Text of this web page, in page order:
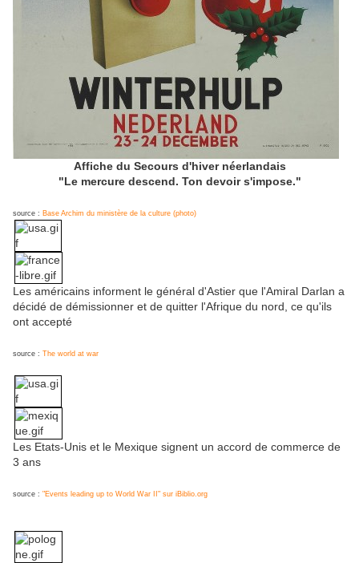
Affiche du Secours d'hiver néerlandais
"Le mercure descend. Ton devoir s'impose."
source : Base Archim du ministère de la culture (photo)
Les américains informent le général d'Astier que l'Amiral Darlan a
décidé de démissionner et de quitter l'Afrique du nord, ce qu'ils
ont accepté
source : The world at war
Les Etats-Unis et le Mexique signent un accord de commerce de
3 ans
source : "Events leading up to World War II" sur iBiblio.org